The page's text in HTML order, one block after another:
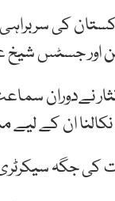
اور جسٹس
نےدوران
ان کے لیے
کی جگہ